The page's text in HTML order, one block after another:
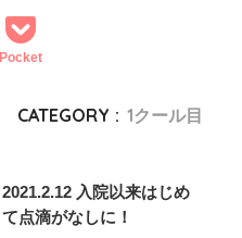
Pocket
CATEGORY : 1クール目
2021.2.12 入院以来はじめ
て点滴がなしに！